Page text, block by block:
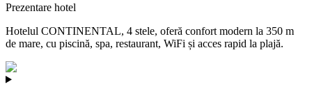
Prezentare hotel
Hotelul CONTINENTAL, 4 stele, oferă confort modern la 350 m
de mare, cu piscină, spa, restaurant, WiFi și acces rapid la plajă.